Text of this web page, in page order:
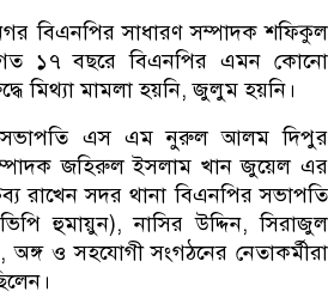
বিএনপির সাধারণ সম্পাদক শফিকুল
১৭ বছরে বিএনপির এমন কোনো
মিথ্যা মামলা হয়নি, জুলুম হয়নি।
সভাপতি এস এম নুরুল আলম দিপুর
জহিরুল ইসলাম খান জুয়েল এর
রাখেন সদর থানা বিএনপির সভাপতি
হুমায়ুন), নাসির উদ্দিন, সিরাজুল
ও সহযোগী সংগঠনের নেতাকর্মীরা